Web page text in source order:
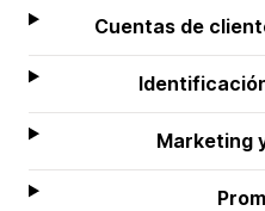
Cuentas de
Marketing